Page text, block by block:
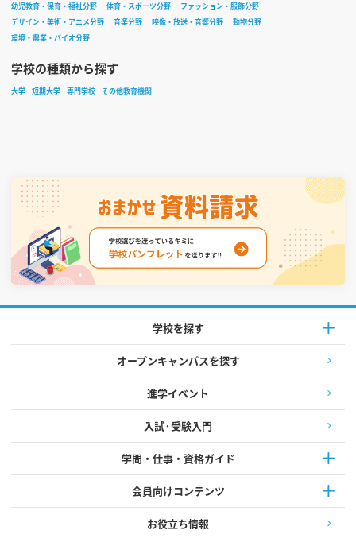
幼児教育・保育・福祉分野
体育・スポーツ分野
ファッション・服飾分野
デザイン・美術・アニメ分野
音楽分野 映像・放送・音響分野
動物分野
環境・農業・バイオ分野
学校の種類から探す
大学 短期大学 専門学校 その他教育機関
学校を探す
オープンキャンパスを探す
進学イベント
入試·受験入門
学問・仕事・資格ガイド
会員向けコンテンツ
お役立ち情報